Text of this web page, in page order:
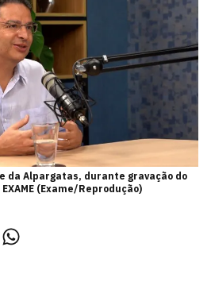
da Alpargatas, durante gravação do
(Exame/Reprodução)